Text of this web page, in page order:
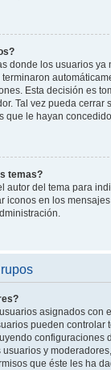
donde los usuarios
Esta decisión es
Tal vez pueda cerrar
que le hayan
temas?
autor del tema para
iconos en los
asignados con
pueden controlar
configuraciones
y
que éste les ha